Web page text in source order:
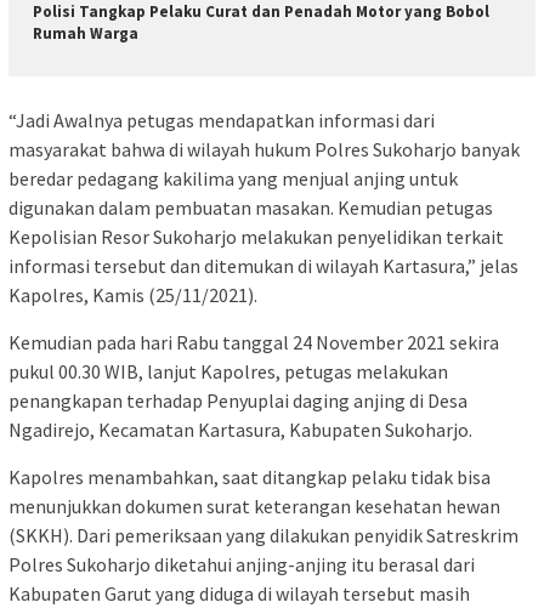
Polisi Tangkap Pelaku Curat dan Penadah Motor yang Bobol
Rumah Warga
“Jadi Awalnya petugas mendapatkan informasi dari
masyarakat bahwa di wilayah hukum Polres Sukoharjo banyak
beredar pedagang kakilima yang menjual anjing untuk
digunakan dalam pembuatan masakan. Kemudian petugas
Kepolisian Resor Sukoharjo melakukan penyelidikan terkait
informasi tersebut dan ditemukan di wilayah Kartasura,” jelas
Kapolres, Kamis (25/11/2021).
Kemudian pada hari Rabu tanggal 24 November 2021 sekira
pukul 00.30 WIB, lanjut Kapolres, petugas melakukan
penangkapan terhadap Penyuplai daging anjing di Desa
Ngadirejo, Kecamatan Kartasura, Kabupaten Sukoharjo.
Kapolres menambahkan, saat ditangkap pelaku tidak bisa
menunjukkan dokumen surat keterangan kesehatan hewan
(SKKH). Dari pemeriksaan yang dilakukan penyidik Satreskrim
Polres Sukoharjo diketahui anjing-anjing itu berasal dari
Kabupaten Garut yang diduga di wilayah tersebut masih